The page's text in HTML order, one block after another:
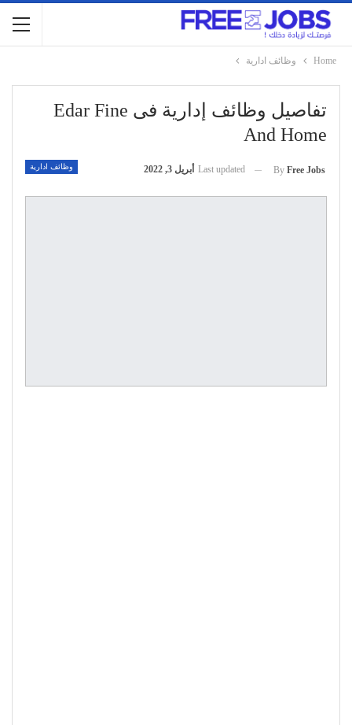
Home وظائف ادارية
تفاصيل وظائف إدارية فى Edar Fine
And Home
وظائف ادارية By Free Jobs
Last updated أبريل 3, 2022